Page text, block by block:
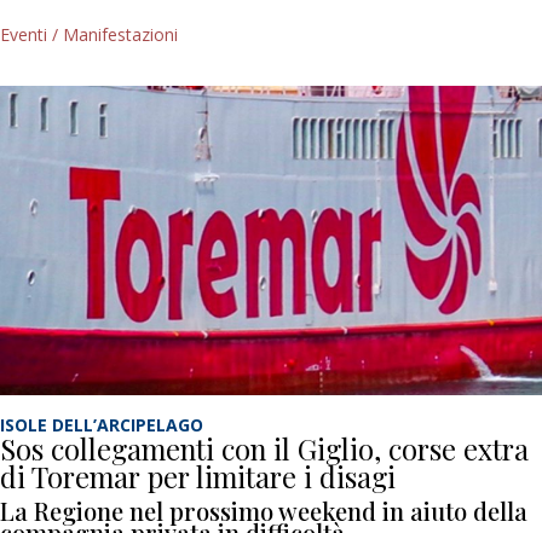
Eventi / Manifestazioni
ISOLE DELL’ARCIPELAGO
Sos collegamenti con il Giglio, corse extra
di Toremar per limitare i disagi
La Regione nel prossimo weekend in aiuto della